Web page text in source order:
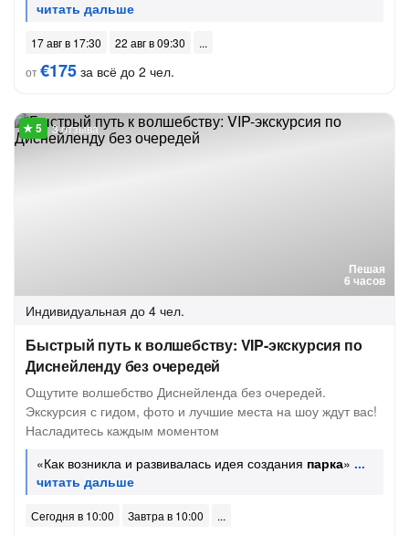
17 авг в 17:30
22 авг в 09:30
от€175 за всё до 2 чел.
Пешая
6 часов
3 отзыва
Индивидуальная до 4 чел.
Быстрый путь к волшебству: VIP-экскурсия по
Диснейленду без очередей
Ощутите волшебство Диснейленда без очередей.
Экскурсия с гидом, фото и лучшие места на шоу ждут вас!
Насладитесь каждым моментом
«Как возникла и развивалась идея создания парка»
Сегодня в 10:00 Завтра в 10:00